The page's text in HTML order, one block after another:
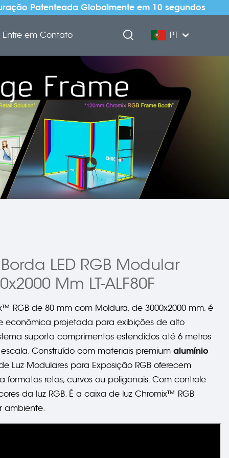
Patenteada Globalmente em 10 segundos
Entre em Contato PT
LED RGB Modular
Mm LT-ALF80F
RGB de 80 mm com Moldura, de 3000x2000 mm, é
econômica projetada para exibições de alto
suporta comprimentos estendidos até 6 metros
Construído com materiais premium alumínio
Luz Modulares para Exposição RGB oferecem
formatos retos, curvos ou poligonais. Com controle
da luz RGB. É a caixa de luz Chromix™ RGB
ambiente.